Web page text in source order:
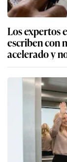
Los expertos
escriben con
acelerado y